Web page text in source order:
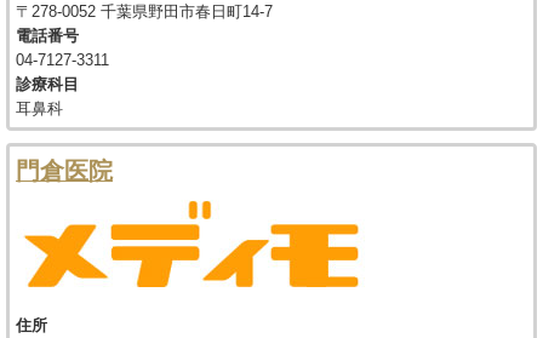
〒278-0052 千葉県野田市春日町14-7
電話番号
04-7127-3311
診療科目
耳鼻科
門倉医院
住所